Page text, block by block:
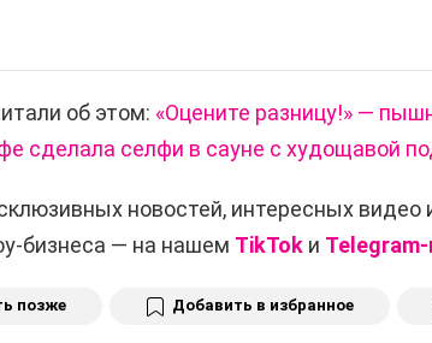
об этом: «Оцените разницу!» —
сделала селфи в сауне с худощавой
новостей, интересных видео
бизнеса — на нашем TikTok и
позже Добавить в избранное